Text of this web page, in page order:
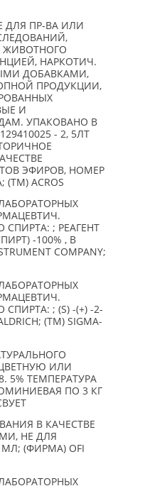
ДЛЯ ПР-ВА ИЛИ
ЖИВОТНОГО
НАРКОТИЧ.
ДОБАВКАМИ,
ПРОДУКЦИИ,
И
УПАКОВАНО В
- 2, 5ЛТ
ЭФИРОВ, НОМЕР
ACROS
; РЕАГЕНТ
-100% , В
COMPANY;
; (S) -(+) -2-
(TM) SIGMA-
ИЛИ
ТЕМПЕРАТУРА
ПО 3 КГ
В КАЧЕСТВЕ
НЕ ДЛЯ
(ФИРМА) OFI